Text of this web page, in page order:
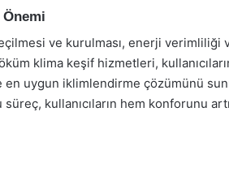
ve kurulması, enerji verimliliği
klima keşif hizmetleri,
en uygun iklimlendirme çözümünü
kullanıcıların hem konforunu